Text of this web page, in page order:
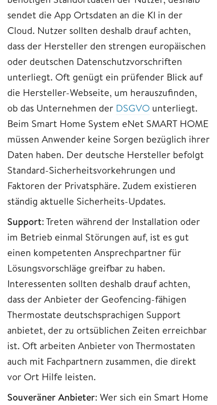
sendet die App Ortsdaten an die KI in der
Cloud. Nutzer sollten deshalb drauf achten,
dass der Hersteller den strengen europäischen
oder deutschen Datenschutzvorschriften
unterliegt. Oft genügt ein prüfender Blick auf
die Hersteller-Webseite, um herauszufinden,
ob das Unternehmen der DSGVO unterliegt.
Beim Smart Home System eNet SMART HOME
müssen Anwender keine Sorgen bezüglich ihrer
Daten haben. Der deutsche Hersteller befolgt
Standard-Sicherheitsvorkehrungen und
Faktoren der Privatsphäre. Zudem existieren
ständig aktuelle Sicherheits-Updates.
Support: Treten während der Installation oder
im Betrieb einmal Störungen auf, ist es gut
einen kompetenten Ansprechpartner für
Lösungsvorschläge greifbar zu haben.
Interessenten sollten deshalb drauf achten,
dass der Anbieter der Geofencing-fähigen
Thermostate deutschsprachigen Support
anbietet, der zu ortsüblichen Zeiten erreichbar
ist. Oft arbeiten Anbieter von Thermostaten
auch mit Fachpartnern zusammen, die direkt
vor Ort Hilfe leisten.
Souveräner Anbieter: Wer sich ein Smart Home